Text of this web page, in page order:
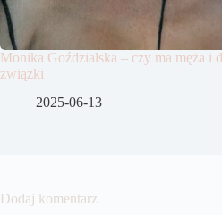
Monika Goździalska – czy ma męża i
związki
2025-06-13
Dodaj komentarz